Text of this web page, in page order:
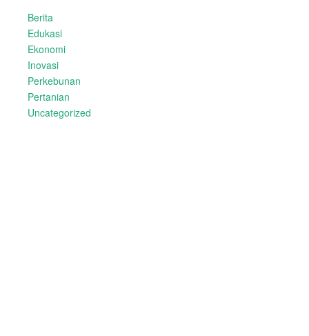
Berita
Edukasi
Ekonomi
Inovasi
Perkebunan
Pertanian
Uncategorized